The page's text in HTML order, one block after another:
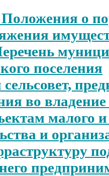
о
поселения
во
малого и
и